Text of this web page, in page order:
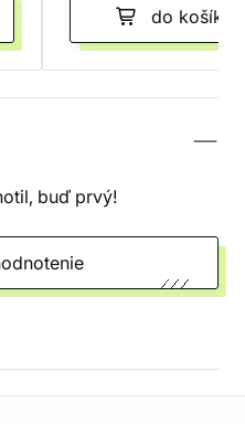
do košíka
buď prvý!